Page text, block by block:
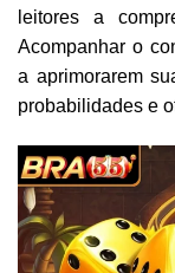
leitores a
Acompanhar o
a aprimorarem
probabilidades e